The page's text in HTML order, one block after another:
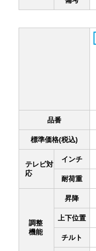
品番
標準価格(税込)
テレビ対
応
インチ
耐荷重
調整
機能
昇降
上下位置
チルト